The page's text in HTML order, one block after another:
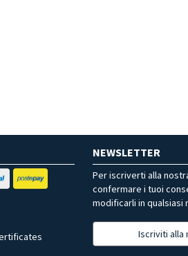
NEWSLETTER
Per iscriverti alla
confermare i tuoi
modificarli in qualsiasi
Iscriviti alla